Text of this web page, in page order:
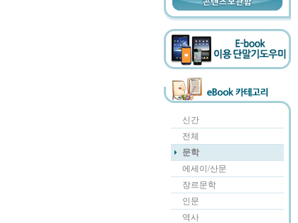
신간
전체
문학
에세이/산문
장르문학
인문
역사